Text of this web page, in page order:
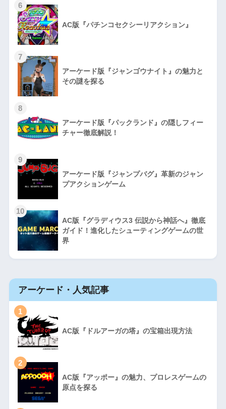
6
AC版『パチンコセクシーリアクション』
7
アーケード版『ジャンゴウナイト』の魅力と
その謎を探る
8
アーケード版『パックランド』の隠しフィー
チャー徹底解説！
9
アーケード版『ジャンプバグ』革新のジャン
プアクションゲーム
10
AC版『グラディウス3 伝説から神話へ』徹底
ガイド！進化したシューティングゲームの世
界
アーケード・人気記事
1
AC版『ドルアーガの塔』の宝箱出現方法
2
AC版『アッポー』の魅力、プロレスゲームの
原点を探る